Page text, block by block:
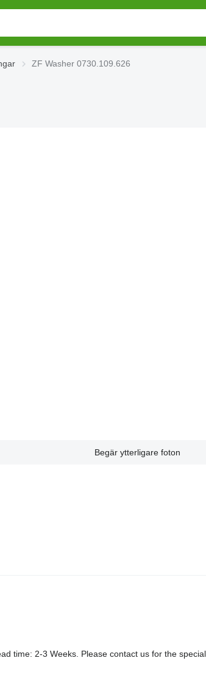
ZF Washer 0730.109.626
Begär ytterligare foton
time: 2-3 Weeks. Please contact us for the